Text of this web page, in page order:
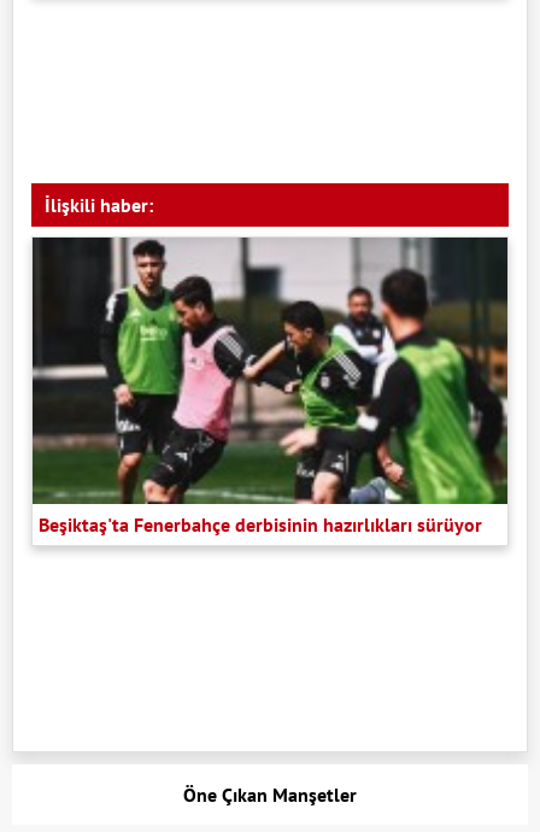
İlişkili haber:
Beşiktaş'ta Fenerbahçe derbisinin hazırlıkları sürüyor
Öne Çıkan Manşetler